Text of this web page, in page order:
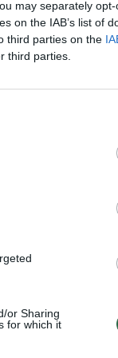
may separately
on the IAB’s list of
third parties on the
third parties.
or Sharing
for which it
vištiena su
restoranai